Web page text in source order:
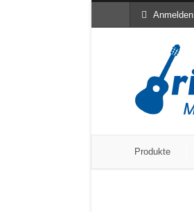
Anmelden
Produkte